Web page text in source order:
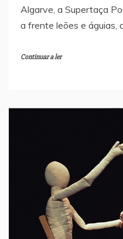
Algarve, a Supertaça
a frente leões e águias,
Continuar a ler